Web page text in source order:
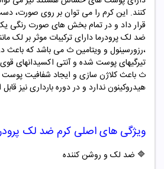
کنند. این کرم را می توان بر روی صورت،
قرار داد و در تمام بخش های صورت رنگی
ضد لک پرودرما دارای ترکیبات موثر بر لک
،رزورسینول و ویتامین ث می باشد که
تیرگیهای پوست شده و آنتی اکسیدانهای قوی
ث باعث کلاژن سازی و ایجاد شفافیت پوست
هیدروکینون ندارد و در دوره بارداری نیز
ویژگی های اصلی کرم ضد لک
🔷 ضد لک و روشن کننده